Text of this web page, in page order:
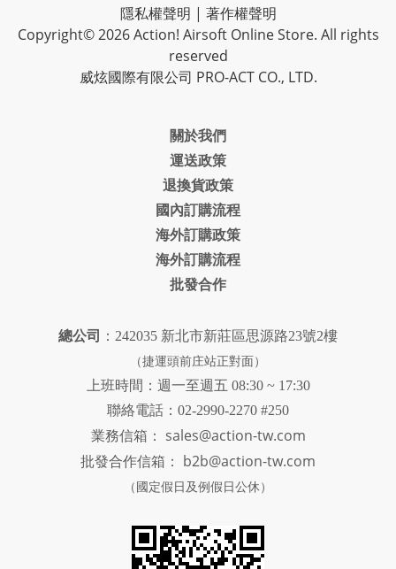
隱私權聲明 | 著作權聲明
Copyright© 2026 Action! Airsoft Online Store. All rights
reserved
威炫國際有限公司 PRO-ACT CO., LTD.
關於我們
運送政策
退換貨政策
國內訂購流程
海外訂購政策
海外訂購流程
批發合作
總公司 ：242035 新北市新莊區思源路23號2樓
（捷運頭前庄站正對面）
上班時間：週一至週五 08:30 ~ 17:30
聯絡電話：02-2990-2270 #250
業務信箱： sales@action-tw.com
批發合作信箱： b2b@action-tw.com
（國定假日及例假日公休）